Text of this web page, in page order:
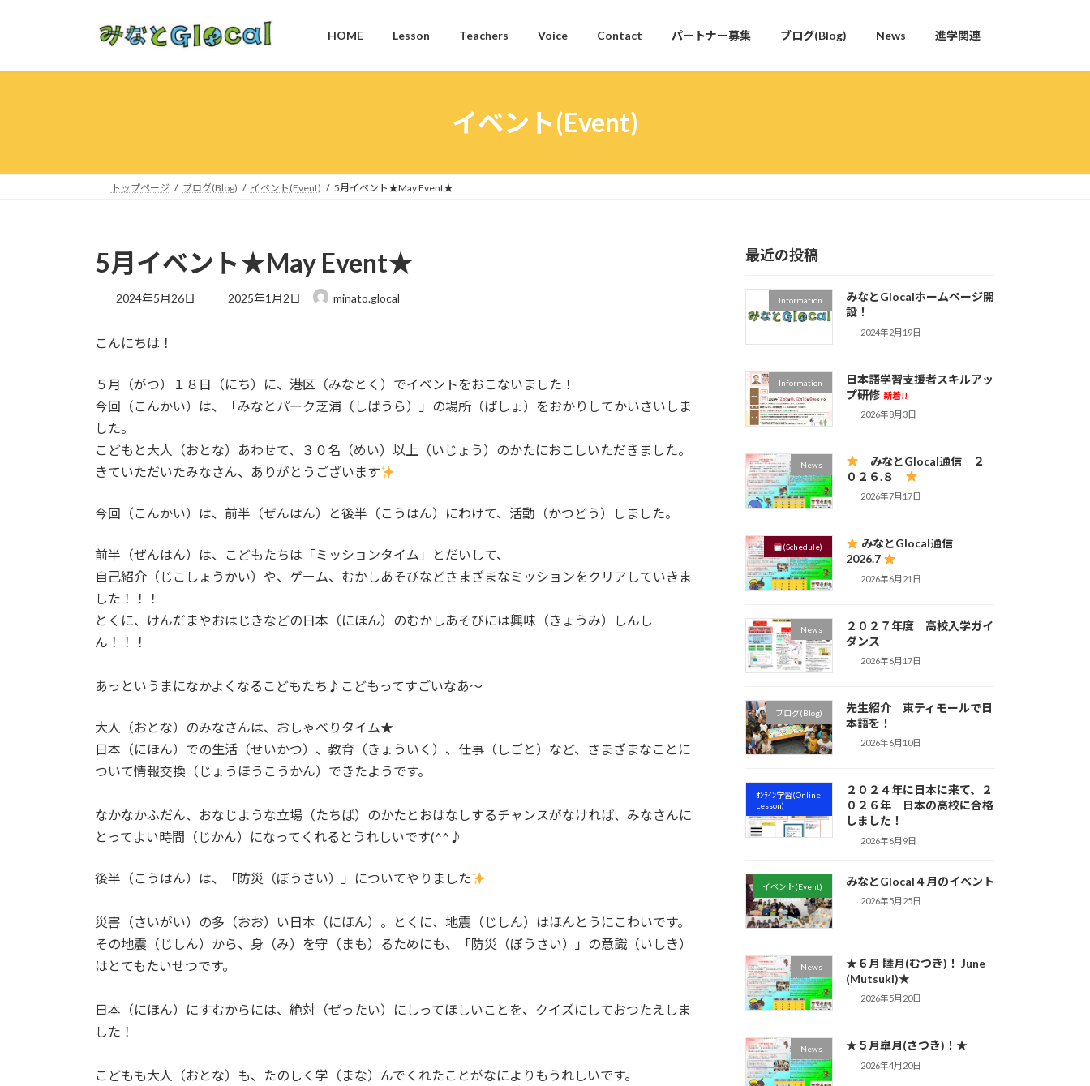
ン
ー
HOME Lesson Teachers Voice Contact パートナー募集 ブログ(Blog) News 進学関連
イベント(Event)
トップページ ブログ(Blog) イベント(Event) 5月イベント★May Event★
5月イベント★May Event★
2024年5月26日
最
時
:
2025年1月2日 minato.glocal
こんにちは！
５月（がつ）１８日（にち）に、港区（みなとく）でイベントをおこないました！
今回（こんかい）は、「みなとパーク芝浦（しばうら）」の場所（ばしょ）をおかりしてかいさいしま
した。
こどもと大人（おとな）あわせて、３０名（めい）以上（いじょう）のかたにおこしいただきました。
きていただいたみなさん、ありがとうございます
今回（こんかい）は、前半（ぜんはん）と後半（こうはん）にわけて、活動（かつどう）しました。
前半（ぜんはん）は、こどもたちは「ミッションタイム」とだいして、
自己紹介（じこしょうかい）や、ゲーム、むかしあそびなどさまざまなミッションをクリアしていきま
した！！！
とくに、けんだまやおはじきなどの日本（にほん）のむかしあそびには興味（きょうみ）しんし
ん！！！
あっというまになかよくなるこどもたち♪こどもってすごいなあ～
大人（おとな）のみなさんは、おしゃべりタイム★
日本（にほん）での生活（せいかつ）、教育（きょういく）、仕事（しごと）など、さまざまなことに
ついて情報交換（じょうほうこうかん）できたようです。
なかなかふだん、おなじような立場（たちば）のかたとおはなしするチャンスがなければ、みなさんに
とってよい時間（じかん）になってくれるとうれしいです(^^♪
後半（こうはん）は、「防災（ぼうさい）」についてやりました
災害（さいがい）の多（おお）い日本（にほん）。とくに、地震（じしん）はほんとうにこわいです。
その地震（じしん）から、身（み）を守（まも）るためにも、「防災（ぼうさい）」の意識（いしき）
はとてもたいせつです。
日本（にほん）にすむからには、絶対（ぜったい）にしってほしいことを、クイズにしておつたえしま
した！
こどもも大人（おとな）も、たのしく学（まな）んでくれたことがなによりもうれしいです。
最近の投稿
Information
みなとGlocalホームページ開
設！
2024年2月19日
Information
日本語学習支援者スキルアッ
プ研修 新着!!
2026年8月3日
News
みなとGlocal通信 ２
０２６.８
2026年7月17日
(Schedule)
みなとGlocal通信
2026.7
2026年6月21日
News
２０２７年度 高校入学ガイ
ダンス
2026年6月17日
ブログ(Blog)
先生紹介 東ティモールで日
本語を！
2026年6月10日
ｵﾝﾗｲﾝ学習(Online
Lesson)
２０２４年に日本に来て、２
０２６年 日本の高校に合格
しました！
2026年6月9日
イベント(Event) みなとGlocal４月のイベント
2026年5月25日
News
★６月 睦月(むつき)！ June
(Mutsuki)★
2026年5月20日
News ★５月皐月(さつき)！★
2026年4月20日